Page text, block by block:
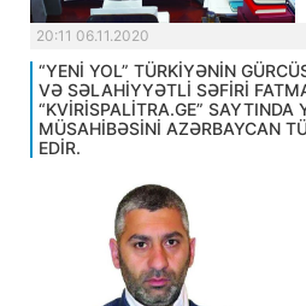
20:11 06.11.2020
“YENİ YOL” TÜRKİYƏNİN
VƏ SƏLAHİYYƏTLİ SƏFİRİ
“KVİRİSPALİTRA.GE” SAYTINDA
MÜSAHİBƏSİNİ AZƏRBAYCAN
EDİR.